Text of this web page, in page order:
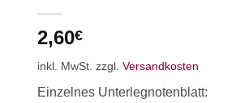
2,60€
inkl. MwSt. zzgl. Versandkosten
Einzelnes Unterlegnotenblatt: